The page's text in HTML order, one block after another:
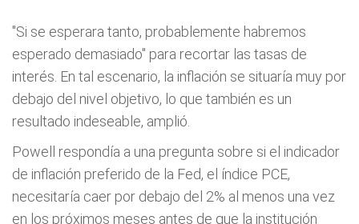
"Si se esperara tanto, probablemente habremos
esperado demasiado" para recortar las tasas de
interés. En tal escenario, la inflación se situaría muy por
debajo del nivel objetivo, lo que también es un
resultado indeseable, amplió.
Powell respondía a una pregunta sobre si el indicador
de inflación preferido de la Fed, el índice PCE,
necesitaría caer por debajo del 2% al menos una vez
en los próximos meses antes de que la institución